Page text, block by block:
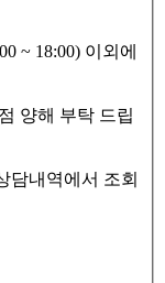
~ 18:00) 이외에
양해 부탁 드립
담내역에서 조회